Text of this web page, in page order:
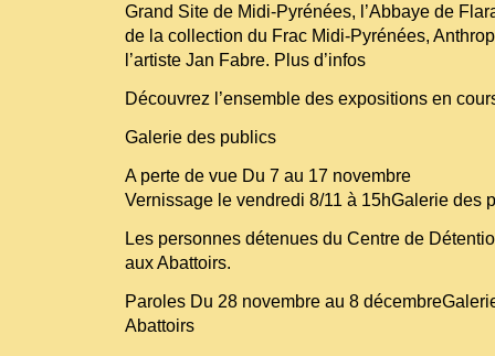
Grand Site de Midi-Pyrénées, l’Abbaye de
de la collection du Frac Midi-Pyrénées,
l’artiste Jan Fabre. Plus d’infos
Découvrez l’ensemble des expositions en
Galerie des publics
A perte de vue Du 7 au 17 novembre
Vernissage le vendredi 8/11 à 15hGalerie des
Les personnes détenues du Centre de
aux Abattoirs.
Paroles Du 28 novembre au 8
Abattoirs